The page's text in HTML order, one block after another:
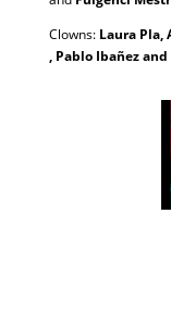
Clowns: Laura Pla,
, Pablo Ibañez